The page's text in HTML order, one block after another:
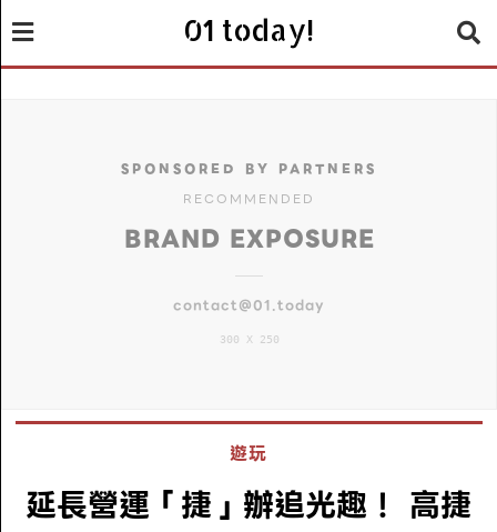
01 today!
SPONSORED BY PARTNERS
RECOMMENDED
BRAND EXPOSURE
contact@01.today
300 X 250
遊玩
延長營運「捷」辦追光趣！ 高捷